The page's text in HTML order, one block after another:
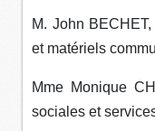
M. John
et matériels
Mme Monique
sociales et